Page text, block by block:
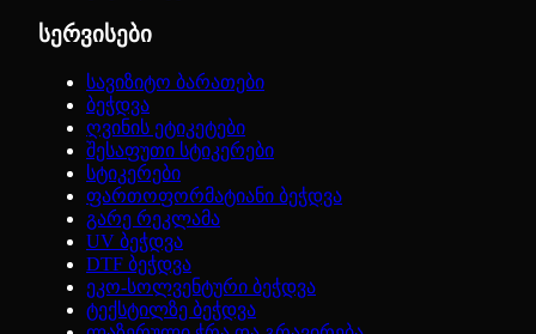
სერვისები
სავიზიტო ბარათები
ბეჭდვა
ღვინის ეტიკეტები
შესაფუთი სტიკერები
სტიკერები
ფართოფორმატიანი ბეჭდვა
გარე რეკლამა
UV ბეჭდვა
DTF ბეჭდვა
ეკო-სოლვენტური ბეჭდვა
ტექსტილზე ბეჭდვა